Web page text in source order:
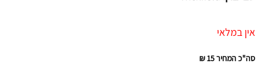
אין במלאי
סה"כ המחיר15 ₪